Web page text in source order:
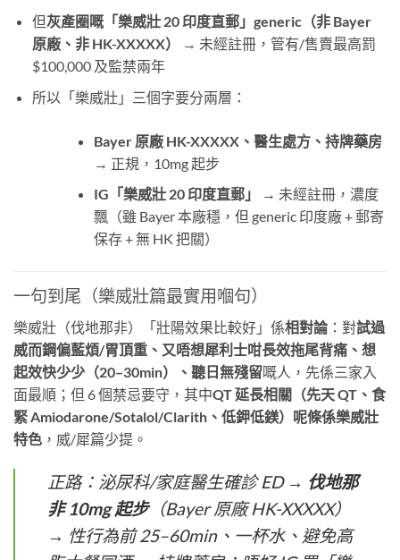
但灰產圈嘅「樂威壯 20 印度直郵」generic（非 Bayer
原廠、非 HK-XXXXX）
​ → 未經註冊，管有/售賣最高罰
$100,000 及監禁兩年
所以「樂威壯」三個字要分兩層：
Bayer 原廠 HK-XXXXX、醫生處方、持牌藥房​
→ 正規，10mg 起步
IG「樂威壯 20 印度直郵」
​ → 未經註冊，濃度
飄（雖 Bayer 本廠穩，但 generic 印度廠 + 郵寄
保存 + 無 HK 把關）
一句到尾（樂威壯篇最實用嗰句）
樂威壯（伐地那非）「壯陽效果比較好」係相對論 ：對試過
威而鋼偏藍煩/胃頂重、又唔想犀利士咁長效拖尾背痛、想
起效快少少（20–30min）、聽日無殘留嘅人，先係三家入
面最順；但 6 個禁忌要守，其中QT 延長相關（先天 QT、食
緊 Amiodarone/Sotalol/Clarith、低鉀低鎂）呢條係樂威壯
特色 ，威/犀篇少提。
正路：泌尿科/家庭醫生確診 ED → 伐地那
非 10mg 起步（Bayer 原廠 HK-XXXXX）
→ 性行為前 25–60min、一杯水、避免高